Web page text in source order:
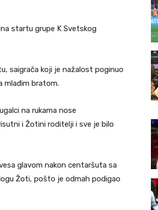
startu grupe K Svetskog
saigrača koji je nažalost poginuo
mlađim bratom.
na rukama nose
i Žotini roditelji i sve je bilo
glavom nakon centaršuta sa
Žoti, pošto je odmah podigao